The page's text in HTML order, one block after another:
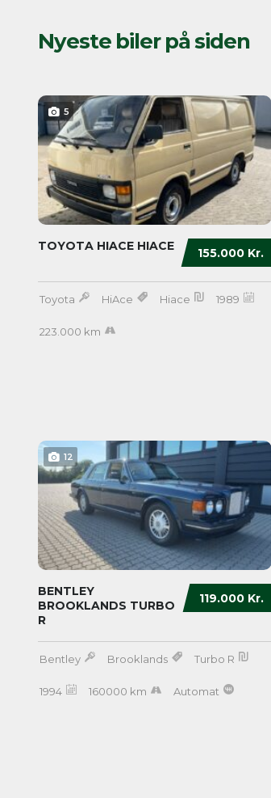
Nyeste biler på siden
5
155.000 Kr.
TOYOTA HIACE HIACE
Toyota HiAce Hiace 1989
223.000 km
12
119.000 Kr.
BENTLEY
BROOKLANDS TURBO
R
Bentley Brooklands Turbo R
1994 160000 km Automat